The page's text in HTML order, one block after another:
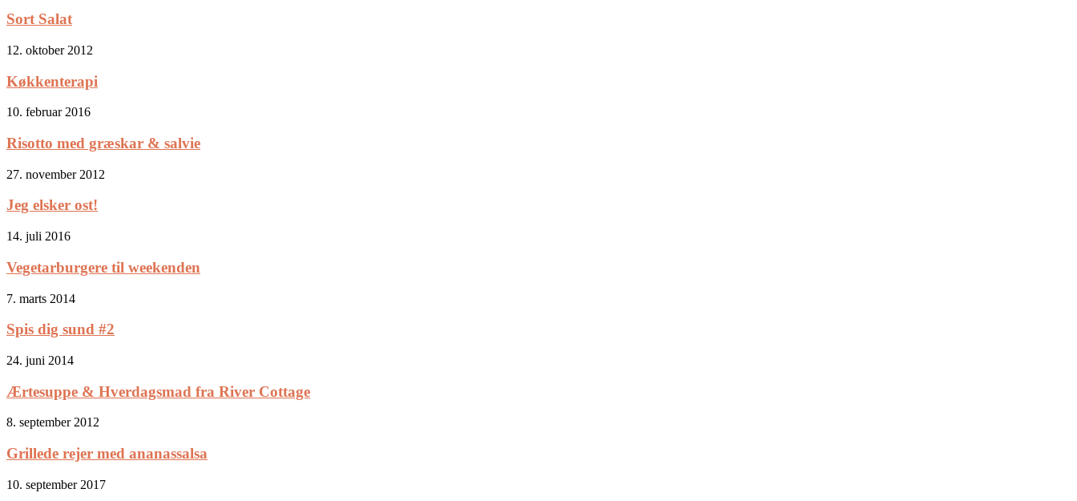
Sort Salat
12. oktober 2012
Køkkenterapi
10. februar 2016
Risotto med græskar & salvie
27. november 2012
Jeg elsker ost!
14. juli 2016
Vegetarburgere til weekenden
7. marts 2014
Spis dig sund #2
24. juni 2014
Ærtesuppe & Hverdagsmad fra River Cottage
8. september 2012
Grillede rejer med ananassalsa
10. september 2017